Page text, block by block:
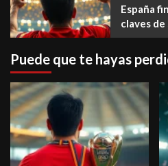
España
claves
Puede que te hayas